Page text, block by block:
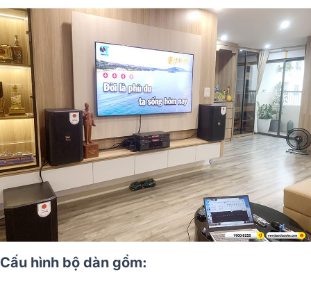
Cấu hình bộ dàn gồm: